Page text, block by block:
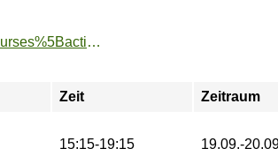
https://www.tu-sport.de/sportprogramm/kurse/?tx_dwzeh_courses%5Baction%5D=show&tx_dwzeh_courses%5BsportsDescription%5D=1719&cHash=fca1320ed7b1b57f734407671dd33efd
Zeit Zeitraum
15:15-19:15 19.09.-